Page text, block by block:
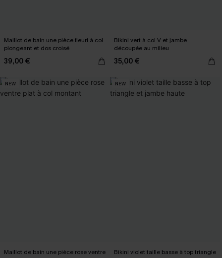
Maillot de bain une pièce fleuri à col
plongeant et dos croisé
39,00 €
Bikini vert à col V et jambe
découpée au milieu
35,00 €
NEW
Maillot de bain une pièce rose ventre
NEW
Bikini violet taille basse à top triangle